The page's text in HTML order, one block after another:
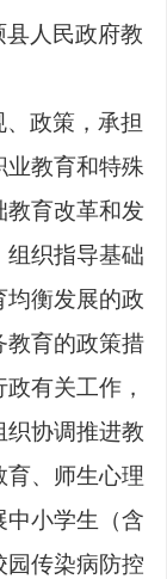
人民政府教
、政策，承担
业教育和特殊
教育改革和发
组织指导基础
均衡发展的政
教育的政策措
政有关工作 ，
织协调推进教
、师生心理
中小学生（含
园传染病防控